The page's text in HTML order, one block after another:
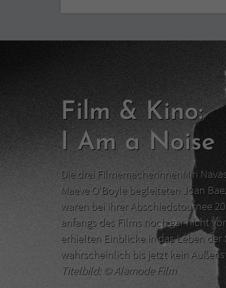
Film & Kino:
I Am a Noise
Die drei FilmemacherinnenMiri
Maeve O‘Boyle begleiteten Joan
waren bei ihrer Abschiedstournee
anfangs des Films noch gar nicht
erhielten Einblicke in das Leben der
wahrscheinlich bis jetzt kein
Titelbild: ©Alamode Film